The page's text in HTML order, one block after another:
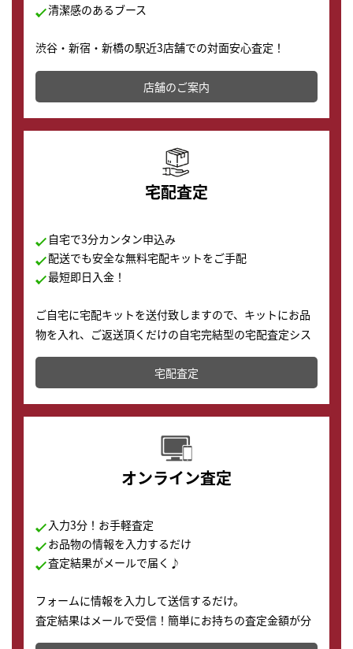
清潔感のあるブース
渋谷・新宿・新橋の駅近3店舗での対面安心査定！
その場で現金買取致します。渋谷本店では、時計販売の
店舗を併設しており、下取りに出してお得に新しい時計
の購入もできます♪
店舗のご案内
宅配査定
自宅で3分カンタン申込み
配送でも安全な無料宅配キットをご手配
最短即日入金！
ご自宅に宅配キットを送付致しますので、キットにお品
物を入れ、ご返送頂くだけの自宅完結型の宅配査定シス
テムです。
配送でも簡単&安全に査定・買取に出すことが可能で
す。
宅配査定
オンライン査定
入力3分！お手軽査定
お品物の情報を入力するだけ
査定結果がメールで届く♪
フォームに情報を入力して送信するだけ。
査定結果はメールで受信！簡単にお持ちの査定金額が分
かります。